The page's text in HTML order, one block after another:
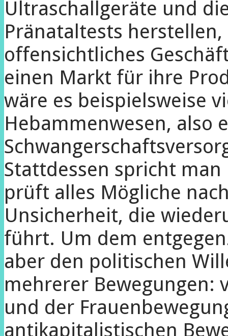
Ultraschallgeräte und
Pränataltests
offensichtliches
einen Markt für ihre
wäre es beispielsweise
Hebammenwesen, also
Stattdessen spricht
prüft alles Mögliche
Unsicherheit, die
führt. Um dem
aber den politischen
mehrerer Bewegungen:
und der
antikapitalistischen